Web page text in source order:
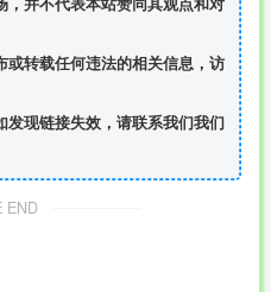
转载任何违法的相关信息，访
现链接失效，请联系我们我们
END